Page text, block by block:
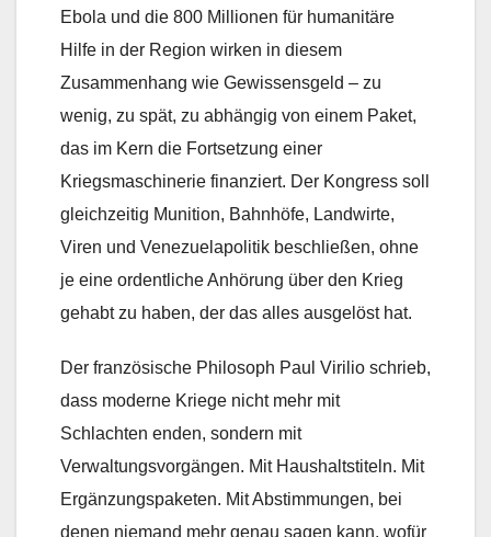
Ebola und die 800 Millionen für humanitäre
Hilfe in der Region wirken in diesem
Zusammenhang wie Gewissensgeld – zu
wenig, zu spät, zu abhängig von einem Paket,
das im Kern die Fortsetzung einer
Kriegsmaschinerie finanziert. Der Kongress soll
gleichzeitig Munition, Bahnhöfe, Landwirte,
Viren und Venezuelapolitik beschließen, ohne
je eine ordentliche Anhörung über den Krieg
gehabt zu haben, der das alles ausgelöst hat.
Der französische Philosoph Paul Virilio schrieb,
dass moderne Kriege nicht mehr mit
Schlachten enden, sondern mit
Verwaltungsvorgängen. Mit Haushaltstiteln. Mit
Ergänzungspaketen. Mit Abstimmungen, bei
denen niemand mehr genau sagen kann, wofür